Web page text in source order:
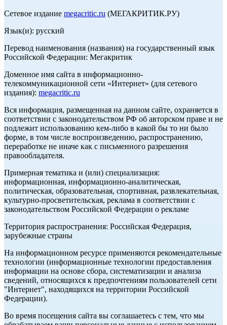
Сетевое издание megacritic.ru (МЕГАКРИТИК.РУ)
Язык(и): русский
Перевод наименования (названия) на государственный язык
Российской Федерации: Мегакритик
Доменное имя сайта в информационно-
телекоммуникационной сети «Интернет» (для сетевого
издания): megacritic.ru
Вся информация, размещенная на данном сайте, охраняется в
соответствии с законодательством РФ об авторском праве и не
подлежит использованию кем-либо в какой бы то ни было
форме, в том числе воспроизведению, распространению,
переработке не иначе как с письменного разрешения
правообладателя.
Примерная тематика и (или) специализация:
информационная, информационно-аналитическая,
политическая, образовательная, спортивная, развлекательная,
культурно-просветительская, реклама в соответствии с
законодательством Российской Федерации о рекламе
Территория распространения: Российская Федерация,
зарубежные страны
На информационном ресурсе применяются рекомендательные
технологии (информационные технологии предоставления
информации на основе сбора, систематизации и анализа
сведений, относящихся к предпочтениям пользователей сети
"Интернет", находящихся на территории Российской
Федерации).
Во время посещения сайта вы соглашаетесь с тем, что мы